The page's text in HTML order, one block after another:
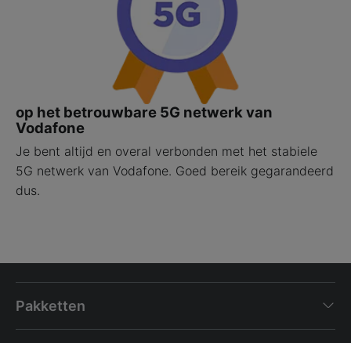
op het betrouwbare 5G netwerk van
Vodafone
Je bent altijd en overal verbonden met het stabiele
5G netwerk van Vodafone. Goed bereik gegarandeerd
dus.
Pakketten